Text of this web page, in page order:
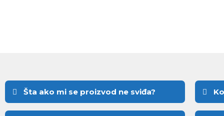
Šta ako mi se proizvod ne sviđa?